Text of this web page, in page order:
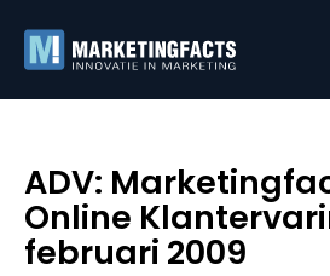
ADV:
Online
februari 2009